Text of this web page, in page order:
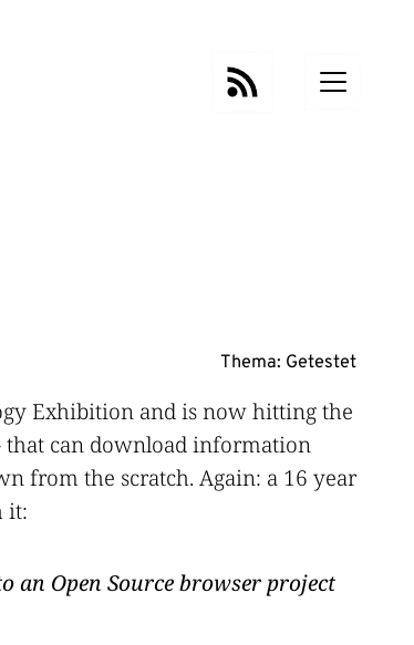
Thema: Getestet
Exhibition and is now hitting the
that can download information
from the scratch. Again: a 16 year
it:
an Open Source browser project